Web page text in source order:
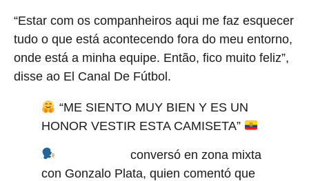
“Estar com os companheiros aqui me faz esquecer
tudo o que está acontecendo fora do meu entorno,
onde está a minha equipe. Então, fico muito feliz”,
disse ao El Canal De Fútbol.
“ME SIENTO MUY BIEN Y ES UN
HONOR VESTIR ESTA CAMISETA”
conversó en zona mixta
con Gonzalo Plata, quien comentó que